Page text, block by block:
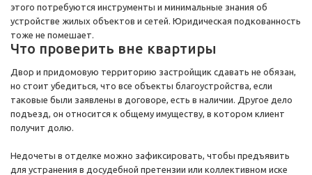
этого потребуются инструменты и минимальные знания об
устройстве жилых объектов и сетей. Юридическая подкованность
тоже не помешает.
Что проверить вне квартиры
Двор и придомовую территорию застройщик сдавать не обязан,
но стоит убедиться, что все объекты благоустройства, если
таковые были заявлены в договоре, есть в наличии. Другое дело
подъезд, он относится к общему имуществу, в котором клиент
получит долю.
Недочеты в отделке можно зафиксировать, чтобы предъявить
для устранения в досудебной претензии или коллективном иске